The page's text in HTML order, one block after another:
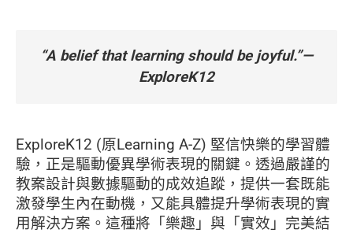
“A belief that learning should be joyful.”—
ExploreK12
ExploreK12 (原Learning A-Z) 堅信快樂的學習體
驗，正是驅動優異學術表現的關鍵。透過嚴謹的
教案設計與數據驅動的成效追蹤，提供一套既能
激發學生內在動機，又能具體提升學術表現的實
用解決方案。這種將「樂趣」與「實效」完美結